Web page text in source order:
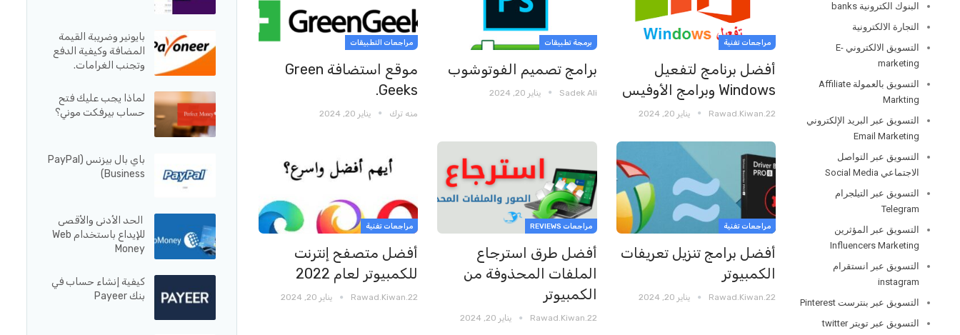
مراجعات تفنية
أفضل برنامج لتفعيل
Windows وبرامج الأوفيس
Rawad.kiwan.22 يناير 20, 2024
برمجة تطبيقات
برامج تصميم الفوتوشوب
Sadek Ali يناير 20, 2024
مراجعات التطبيقات
موقع استضافة Green
Geeks.
منه ترك يناير 20, 2024
مراجعات تفنية
أفضل برامج تنزيل تعريفات
الكمبيوتر
Rawad.kiwan.22 يناير 20, 2024
مراجعات REVIEWS
أفضل طرق استرجاع
الملفات المحذوفة من
الكمبيوتر
Rawad.kiwan.22 يناير 20, 2024
مراجعات تفنية
أفضل متصفح إنترنت
للكمبيوتر لعام 2022
Rawad.kiwan.22 يناير 20, 2024
بايونير وضريبة القيمة
المضافة وكيفية الدفع
وتجنب الغرامات.
لماذا يجب عليك فتح
حساب بيرفكت موني؟
باي بال بيزنس (PayPal
Business)
الحد الأدنى والأقصى
للإيداع باستخدام Web
Money
كيفية إنشاء حساب في
بنك Payeer
البنوك الكترونية banks
التجارة الالكترونية
التسويق الالكتروني E-
marketing
التسويق بالعمولة Affiliate
Markting
التسويق عبر البريد الإلكتروني
Email Marketing
التسويق عبر التواصل
الاجتماعي Social Media
التسويق عبر التيلجرام
Telegram
التسويق عبر المؤثرين
Influencers Marketing
التسويق عبر انستقرام
instagram
التسويق عبر بنترست Pinterest
التسويق عبر تويتر twitter